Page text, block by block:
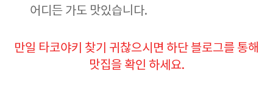
어디든 가도 맛있습니다.
만일 타코야키 찾기 귀찮으시면 하단 블로그를 통해
맛집을 확인 하세요.